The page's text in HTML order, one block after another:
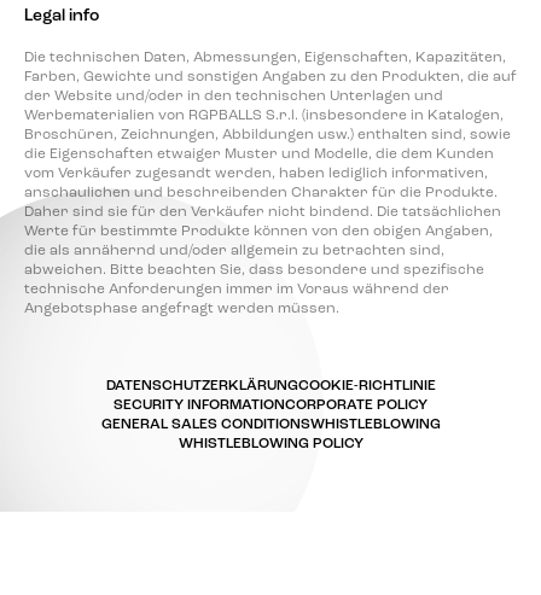
Legal info
Die technischen Daten, Abmessungen, Eigenschaften, Kapazitäten,
Farben, Gewichte und sonstigen Angaben zu den Produkten, die auf
der Website und/oder in den technischen Unterlagen und
Werbematerialien von RGPBALLS S.r.l. (insbesondere in Katalogen,
Broschüren, Zeichnungen, Abbildungen usw.) enthalten sind, sowie
die Eigenschaften etwaiger Muster und Modelle, die dem Kunden
vom Verkäufer zugesandt werden, haben lediglich informativen,
anschaulichen und beschreibenden Charakter für die Produkte.
Daher sind sie für den Verkäufer nicht bindend. Die tatsächlichen
Werte für bestimmte Produkte können von den obigen Angaben,
die als annähernd und/oder allgemein zu betrachten sind,
abweichen. Bitte beachten Sie, dass besondere und spezifische
technische Anforderungen immer im Voraus während der
Angebotsphase angefragt werden müssen.
DATENSCHUTZERKLÄRUNGCOOKIE-RICHTLINIE
SECURITY INFORMATIONCORPORATE POLICY
GENERAL SALES CONDITIONSWHISTLEBLOWING
WHISTLEBLOWING POLICY